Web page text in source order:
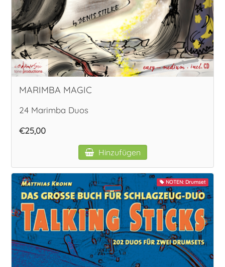
MARIMBA MAGIC
24 Marimba Duos
€25,00
Hinzufügen
NOTEN: Drumset